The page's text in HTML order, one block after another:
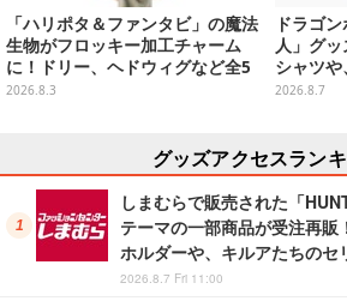
「ハリポタ＆ファンタビ」の魔法
生物がフロッキー加工チャーム
に！ドリー、ヘドウィグなど全5
種のガシャポンが8月第5週より発
2026.8.3
ドラゴ
人」グ
シャツ
ッグなど
2026.8.7
グッズアクセスラン
しまむらで販売された「
テーマの一部商品が受注再販
ホルダーや、キルアたちのセ
2026.8.7 Fri 11:00